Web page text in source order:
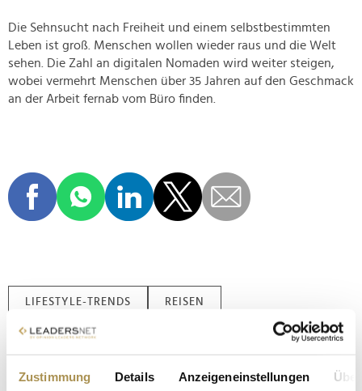
Zustimmung Details Anzeigeneinstellungen
Die Sehnsucht nach Freiheit und einem selbstbestimmten
Leben ist groß. Menschen wollen wieder raus und die Welt
sehen. Die Zahl an digitalen Nomaden wird weiter steigen,
wobei vermehrt Menschen über 35 Jahren auf den Geschmack
an der Arbeit fernab vom Büro finden.
LIFESTYLE-TRENDS REISEN
LEADERSNET.TV